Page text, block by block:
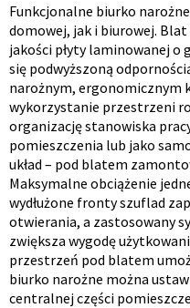
Opis
produktu
Funkcjonalne biurko
domowej, jak i biurowej.
jakości płyty laminowanej o
się podwyższoną
narożnym, ergonomicznym
wykorzystanie przestrzeni
organizację stanowiska
pomieszczenia lub jako
układ – pod blatem
Maksymalne obciążenie
wydłużone fronty szuflad
otwierania, a zastosowany
zwiększa wygodę
przestrzeń pod blatem
biurko narożne można
centralnej części
Krzesło i fotel